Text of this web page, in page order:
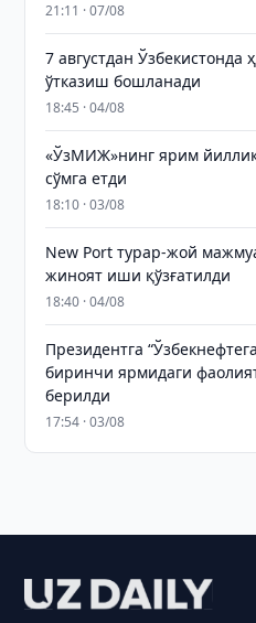
21:11 · 07/08
7 августдан Ўзбекистонда
ўтказиш бошланади
18:45 · 04/08
«ЎзМИЖ»нинг ярим
сўмга етди
18:10 · 03/08
New Port турар-жой
жиноят иши қўзғатилди
18:40 · 04/08
Президентга
биринчи ярмидаги
берилди
17:54 · 03/08